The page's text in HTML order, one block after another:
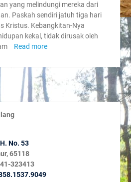
yang melindungi mereka dari
Paskah sendiri jatuh tiga hari
Kristus. Kebangkitan-Nya
kekal, tidak dirusak oleh
Read more
No. 53
65118
323413